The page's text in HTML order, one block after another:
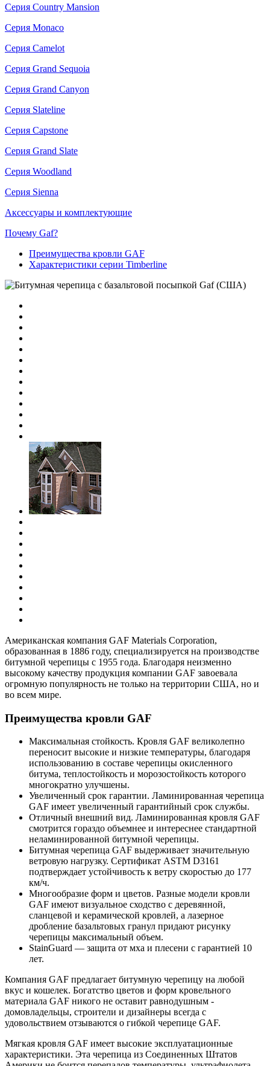
Серия Country Mansion
Серия Monaco
Серия Camelot
Серия Grand Sequoia
Серия Grand Canyon
Серия Slateline
Серия Capstone
Серия Grand Slate
Серия Woodland
Серия Sienna
Аксессуары и комплектующие
Почему Gaf?
Преимущества кровли GAF
Характеристики серии Timberline
Американская компания GAF Materials Corporation,
образованная в 1886 году, специализируется на производстве
битумной черепицы с 1955 года. Благодаря неизменно
высокому качеству продукция компании GAF завоевала
огромную популярность не только на территории США, но и
во всем мире.
Преимущества кровли GAF
Максимальная стойкость. Кровля GAF великолепно
переносит высокие и низкие температуры, благодаря
использованию в составе черепицы окисленного
битума, теплостойкость и морозостойкость которого
многократно улучшены.
Увеличенный срок гарантии. Ламинированная черепица
GAF имеет увеличенный гарантийный срок службы.
Отличный внешний вид. Ламинированная кровля GAF
смотрится гораздо объемнее и интереснее стандартной
неламинированной битумной черепицы.
Битумная черепица GAF выдерживает значительную
ветровую нагрузку. Сертификат ASTM D3161
подтверждает устойчивость к ветру скоростью до 177
км/ч.
Многообразие форм и цветов. Разные модели кровли
GAF имеют визуальное сходство с деревянной,
сланцевой и керамической кровлей, а лазерное
дробление базальтовых гранул придают рисунку
черепицы максимальный объем.
StainGuard — защита от мха и плесени с гарантией 10
лет.
Компания GAF предлагает битумную черепицу на любой
вкус и кошелек. Богатство цветов и форм кровельного
материала GAF никого не оставит равнодушным -
домовладельцы, строители и дизайнеры всегда с
удовольствием отзываются о гибкой черепице GAF.
Мягкая кровля GAF имеет высокие эксплуатационные
характеристики. Эта черепица из Соединенных Штатов